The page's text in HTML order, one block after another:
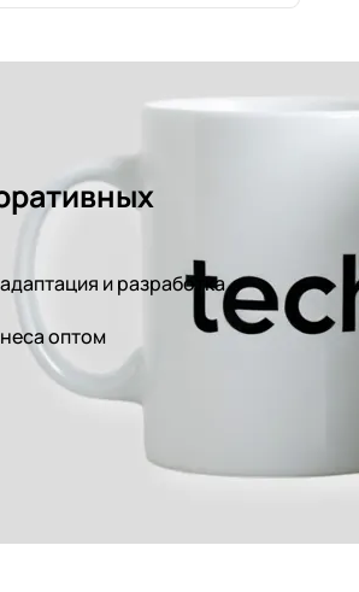
и разработка
оптом